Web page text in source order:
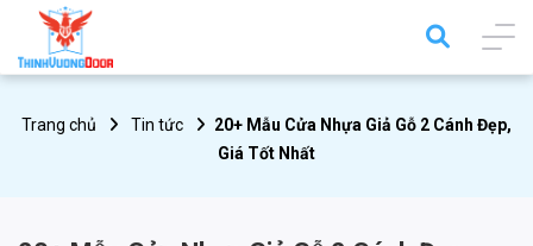
Trang chủ Tin tức
20+ Mẫu Cửa Nhựa Giả Gỗ 2 Cánh Đẹp,
Giá Tốt Nhất